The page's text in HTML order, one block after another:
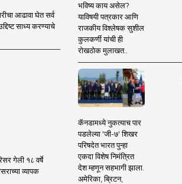
आढावा घेत सर्व
साध्य करण्याचे
गेली १८ वर्षे
व्यापक
भविष्य काय असेल?
याविषयी पत्रकार आणि
राजकीय विश्लेषक सुशील
कुलकर्णी यांची ही
रोखठोक मुलाखत..
कॅनडामध्ये नुकत्याच पार
पडलेल्या 'जी-७' शिखर
परिषदेत भारत पुन्हा
एकदा विशेष निमंत्रित
देश म्हणून सहभागी झाला.
अमेरिका, ब्रिटन,